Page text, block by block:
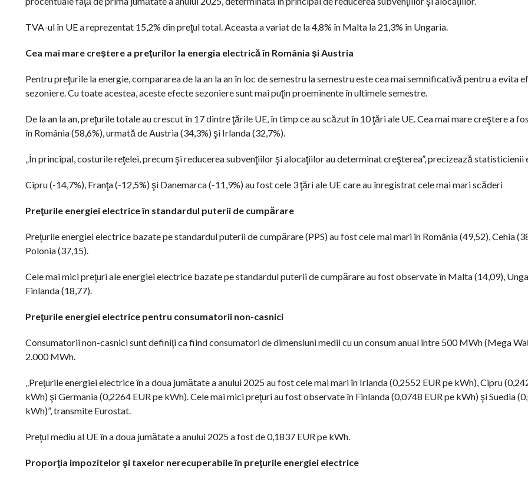
TVA-ul în UE a reprezentat 15,2% din preţul total. Aceasta a variat de la 4,8% în Malta la 21,3% în Ungaria.
Cea mai mare creştere a preţurilor la energia electrică în România şi Austria
Pentru preţurile la energie, compararea de la an la an în loc de semestru la semestru este cea mai semnificativă pentru a evita
sezoniere. Cu toate acestea, aceste efecte sezoniere sunt mai puţin proeminente în ultimele semestre.
De la an la an, preţurile totale au crescut în 17 dintre ţările UE, în timp ce au scăzut în 10 ţări ale UE. Cea mai mare creştere a
în România (58,6%), urmată de Austria (34,3%) şi Irlanda (32,7%).
„În principal, costurile reţelei, precum şi reducerea subvenţiilor şi alocaţiilor au determinat creşterea”, precizează statisticienii
Cipru (-14,7%), Franţa (-12,5%) şi Danemarca (-11,9%) au fost cele 3 ţări ale UE care au înregistrat cele mai mari scăderi
Preţurile energiei electrice în standardul puterii de cumpărare
Preţurile energiei electrice bazate pe standardul puterii de cumpărare (PPS) au fost cele mai mari în România (49,52), Cehia
Polonia (37,15).
Cele mai mici preţuri ale energiei electrice bazate pe standardul puterii de cumpărare au fost observate în Malta (14,09),
Finlanda (18,77).
Preţurile energiei electrice pentru consumatorii non-casnici
Consumatorii non-casnici sunt definiţi ca fiind consumatori de dimensiuni medii cu un consum anual între 500 MWh (Mega
2.000 MWh.
„Preţurile energiei electrice în a doua jumătate a anului 2025 au fost cele mai mari în Irlanda (0,2552 EUR pe kWh), Cipru
kWh) şi Germania (0,2264 EUR pe kWh). Cele mai mici preţuri au fost observate în Finlanda (0,0748 EUR pe kWh) şi Suedia
kWh)”, transmite Eurostat.
Preţul mediu al UE în a doua jumătate a anului 2025 a fost de 0,1837 EUR pe kWh.
Proporţia impozitelor şi taxelor nerecuperabile în preţurile energiei electrice